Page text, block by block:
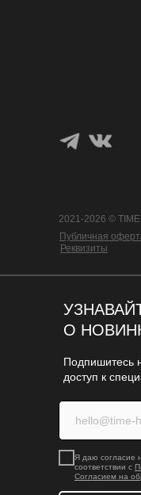
Я даю согласие
соответствии с
Согласием на
Подпишитесь
доступ к
О
Публичная
Реквизиты
2021-2026 © TIME